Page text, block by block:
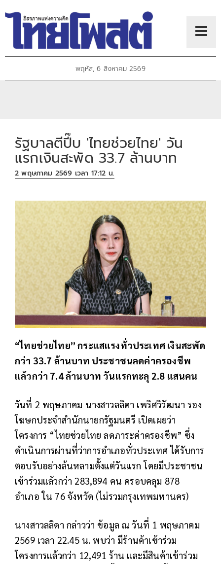
พฤหัส, 6 สิงหาคม 2569
รัฐบาลตีปี๊บ 'ไทยช่วยไทย' วัน
แรกเงินสะพัด 33.7 ล้านบาท
2 พฤษภาคม 2569 เวลา 17:12 น.
“ไทยช่วยไทย” กระแสแรงทั่วประเทศ เงินสะพัด
กว่า 33.7 ล้านบาท ประชาชนลดค่าครองชีพ
แล้วกว่า 7.4 ล้านบาท วันแรกทะลุ 2.8 แสนคน
วันที่ 2 พฤษภาคม นางสาวลลิดา เพริศวิวัฒนา รอง
โฆษกประจำสำนักนายกรัฐมนตรี เปิดเผยว่า
โครงการ “ไทยช่วยไทย ลดภาระค่าครองชีพ” ซึ่ง
ดำเนินการผ่านที่ว่าการอำเภอทั่วประเทศ ได้รับการ
ตอบรับอย่างล้นหลามตั้งแต่วันแรก โดยมีประชาชน
เข้าร่วมแล้วกว่า 283,894 คน ครอบคลุม 878
อำเภอ ใน 76 จังหวัด (ไม่รวมกรุงเทพมหานคร)
นางสาวลลิดา กล่าวว่า ข้อมูล ณ วันที่ 1 พฤษภาคม
2569 เวลา 22.45 น. พบว่า มีร้านค้าเข้าร่วม
โครงการแล้วกว่า 12,491 ร้าน และมีสินค้าเข้าร่วม